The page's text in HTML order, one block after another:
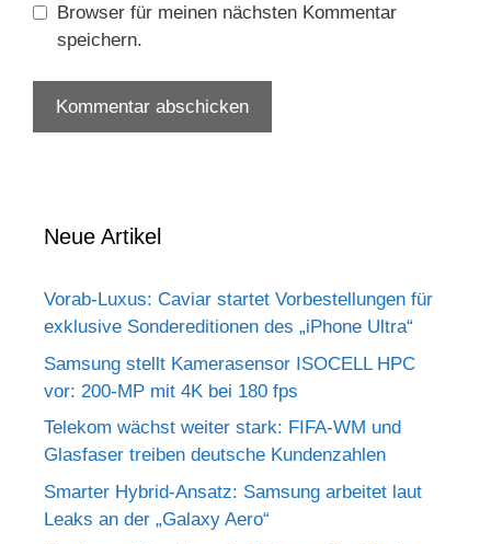
Browser für meinen nächsten Kommentar
speichern.
Neue Artikel
Vorab-Luxus: Caviar startet Vorbestellungen für
exklusive Sondereditionen des „iPhone Ultra“
Samsung stellt Kamerasensor ISOCELL HPC
vor: 200-MP mit 4K bei 180 fps
Telekom wächst weiter stark: FIFA-WM und
Glasfaser treiben deutsche Kundenzahlen
Smarter Hybrid-Ansatz: Samsung arbeitet laut
Leaks an der „Galaxy Aero“